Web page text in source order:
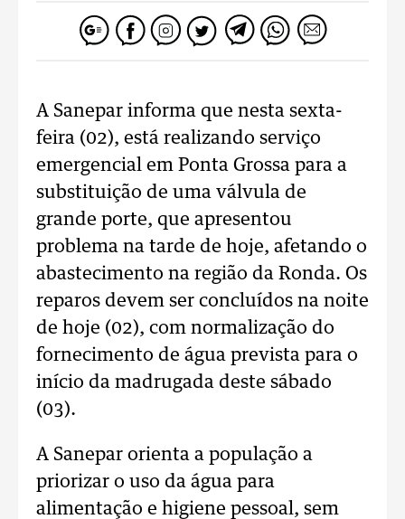
A Sanepar informa que nesta sexta-
feira (02), está realizando serviço
emergencial em Ponta Grossa para a
substituição de uma válvula de
grande porte, que apresentou
problema na tarde de hoje, afetando o
abastecimento na região da Ronda. Os
reparos devem ser concluídos na noite
de hoje (02), com normalização do
fornecimento de água prevista para o
início da madrugada deste sábado
(03).
A Sanepar orienta a população a
priorizar o uso da água para
alimentação e higiene pessoal, sem